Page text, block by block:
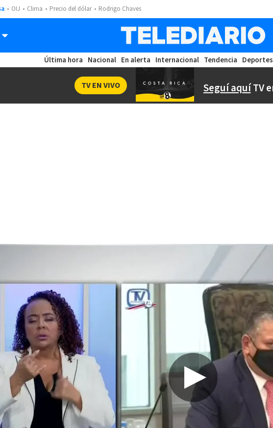
OIJ Clima Precio del dólar Rodrigo Chaves
Última hora Nacional En alerta Internacional Tendencia Deportes
Seguí aquíTV
TV EN VIVO